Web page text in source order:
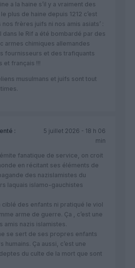
a la haine s’il y a vraiment des
plus de haine depuis 1212 c’est
frères juifs ni nos amis asiats’ :
dans le Rif a été bombardé par des
armes chimiques allemandes
fournisseurs et des trafiquants
et français !!!
musulmans et juifs sont tout
:
5 juillet 2026 - 18 h 06
min
fanatique de service, on croit
en récitant ses éléments de
des nazislamistes du
laquais islamo-gauchistes
ciblé des enfants ni pratiqué le viol
arme de guerre. Ça , c’est une
amis nazis islamistes.
se sert de ses propres enfants
humains. Ça aussi, c’est une
du culte de la mort que sont